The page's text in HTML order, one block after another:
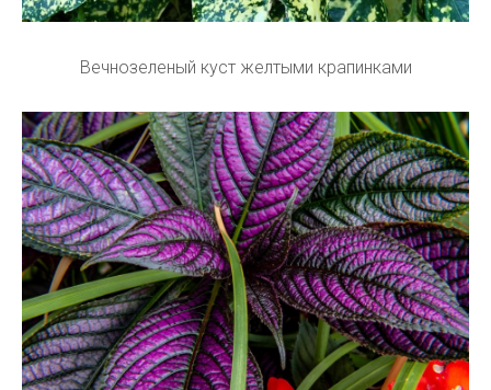
Вечнозеленый куст желтыми крапинками